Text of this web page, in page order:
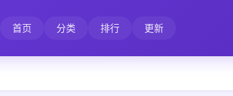
首页 分类 排行 更新